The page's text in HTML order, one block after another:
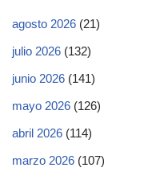
agosto 2026 (21)
julio 2026 (132)
junio 2026 (141)
mayo 2026 (126)
abril 2026 (114)
marzo 2026 (107)